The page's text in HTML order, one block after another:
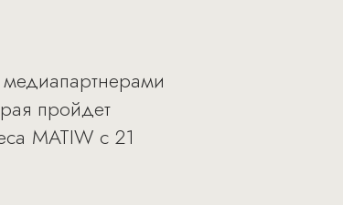
пройдет
MATIW с 21